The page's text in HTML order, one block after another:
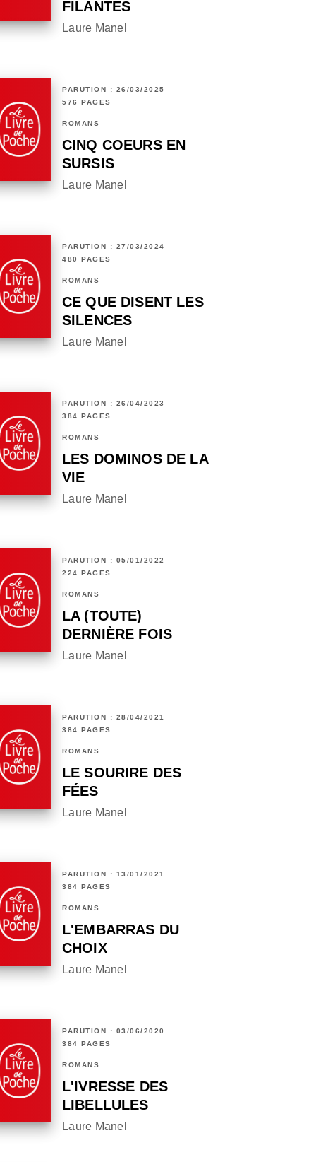
FILANTES
Laure Manel
PARUTION : 26/03/2025
576 PAGES
ROMANS
CINQ COEURS EN
SURSIS
Laure Manel
PARUTION : 27/03/2024
480 PAGES
ROMANS
CE QUE DISENT LES
SILENCES
Laure Manel
PARUTION : 26/04/2023
384 PAGES
ROMANS
LES DOMINOS DE LA
VIE
Laure Manel
PARUTION : 05/01/2022
224 PAGES
ROMANS
LA (TOUTE)
DERNIÈRE FOIS
Laure Manel
PARUTION : 28/04/2021
384 PAGES
ROMANS
LE SOURIRE DES
FÉES
Laure Manel
PARUTION : 13/01/2021
384 PAGES
ROMANS
L'EMBARRAS DU
CHOIX
Laure Manel
PARUTION : 03/06/2020
384 PAGES
ROMANS
L'IVRESSE DES
LIBELLULES
Laure Manel